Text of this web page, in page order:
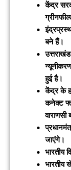
केंद्र
बने हैं।
न्यूनीकरण
हुई है।
केंद्र के
कनेक्ट
वाराणसी
जाएंगे।
भारतीय
भारतीय